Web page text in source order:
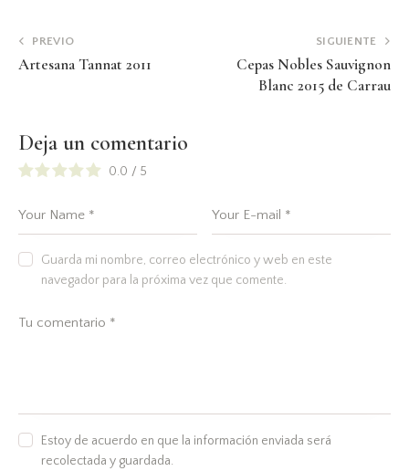
PREVIO
Artesana Tannat 2011
SIGUIENTE
Cepas Nobles Sauvignon
Blanc 2015 de Carrau
Deja un comentario
0.0 / 5
Guarda mi nombre, correo electrónico y web en este
navegador para la próxima vez que comente.
Estoy de acuerdo en que la información enviada será
recolectada y guardada.